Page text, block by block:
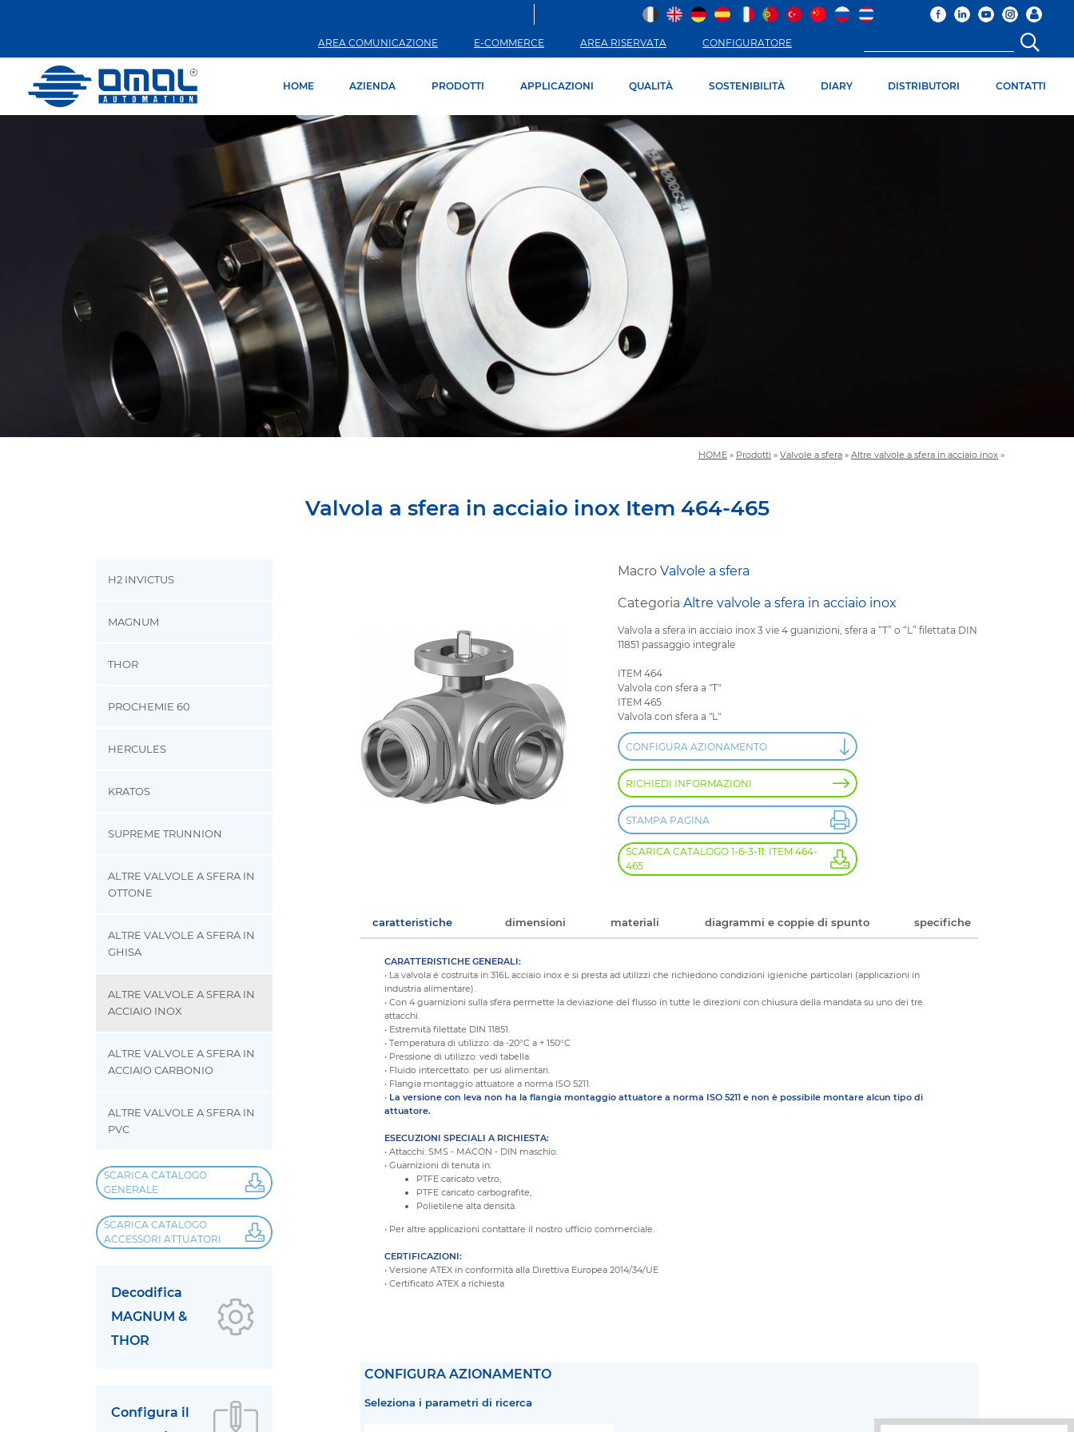
AREA COMUNICAZIONE E-COMMERCE AREA RISERVATA CONFIGURATORE
HOME AZIENDA PRODOTTI APPLICAZIONI QUALITÀ SOSTENIBILITÀ DIARY DISTRIBUTORI CONTATTI
HOME » Prodotti » Valvole a sfera » Altre valvole a sfera in acciaio inox »
Valvola a sfera in acciaio inox Item 464-465
H2 INVICTUS
MAGNUM
THOR
PROCHEMIE 60
HERCULES
KRATOS
SUPREME TRUNNION
ALTRE VALVOLE A SFERA IN
OTTONE
ALTRE VALVOLE A SFERA IN
GHISA
ALTRE VALVOLE A SFERA IN
ACCIAIO INOX
ALTRE VALVOLE A SFERA IN
ACCIAIO CARBONIO
ALTRE VALVOLE A SFERA IN
PVC
SCARICA CATALOGO
GENERALE
SCARICA CATALOGO
ACCESSORI ATTUATORI
Decodifica
MAGNUM &
THOR
Configura il
MacroValvole a sfera
CategoriaAltre valvole a sfera in acciaio inox
Valvola a sfera in acciaio inox 3 vie 4 guanizioni, sfera a “T” o “L” filettata DIN
11851 passaggio integrale
ITEM 464
Valvola con sfera a "T"
ITEM 465
Valvola con sfera a "L"
CONFIGURA AZIONAMENTO
RICHIEDI INFORMAZIONI
STAMPA PAGINA
SCARICA CATALOGO 1-6-3-11: ITEM 464-
465
caratteristiche dimensioni materiali diagrammi e coppie di spunto specifiche
CARATTERISTICHE GENERALI:
• La valvola é costruita in 316L acciaio inox e si presta ad utilizzi che richiedono condizioni igieniche particolari (applicazioni in
industria alimentare).
• Con 4 guarnizioni sulla sfera permette la deviazione del flusso in tutte le direzioni con chiusura della mandata su uno dei tre
attacchi.
• Estremità filettate DIN 11851.
• Temperatura di utilizzo: da -20°C a + 150°C
• Pressione di utilizzo: vedi tabella.
• Fluido intercettato: per usi alimentari.
• Flangia montaggio attuatore a norma ISO 5211.
• La versione con leva non ha la flangia montaggio attuatore a norma ISO 5211 e non è possibile montare alcun tipo di
attuatore.
ESECUZIONI SPECIALI A RICHIESTA:
• Attacchi: SMS - MACON - DIN maschio.
• Guarnizioni di tenuta in:
PTFE caricato vetro,
PTFE caricato carbografite,
Polietilene alta densità.
• Per altre applicazioni contattare il nostro ufficio commerciale.
CERTIFICAZIONI:
• Versione ATEX in conformità alla Direttiva Europea 2014/34/UE
• Certificato ATEX a richiesta
CONFIGURA AZIONAMENTO
Seleziona i parametri di ricerca